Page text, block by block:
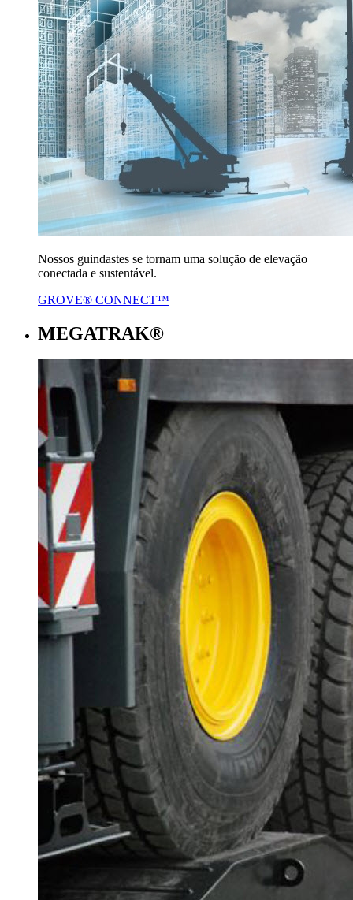
Nossos guindastes se tornam uma solução de elevação
conectada e sustentável.
GROVE® CONNECT™
MEGATRAK®